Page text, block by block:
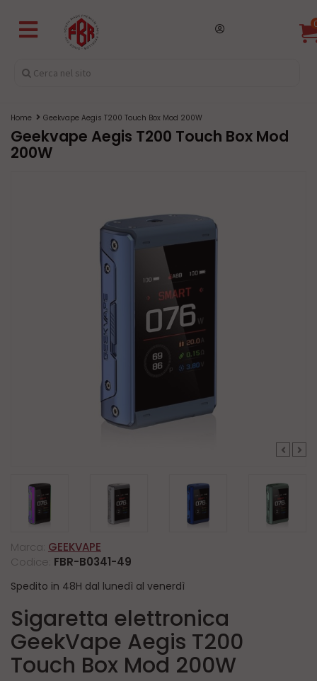
Home Geekvape Aegis T200 Touch Box Mod 200W
Geekvape Aegis T200 Touch Box Mod
200W
Marca: GEEKVAPE
Codice: FBR-B0341-49
Spedito in 48H dal lunedì al venerdì
Sigaretta elettronica
GeekVape Aegis T200
Touch Box Mod 200W